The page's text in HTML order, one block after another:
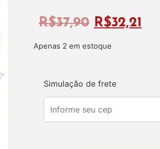
R$37,90 R$32,21
Apenas 2 em estoque
Simulação de frete